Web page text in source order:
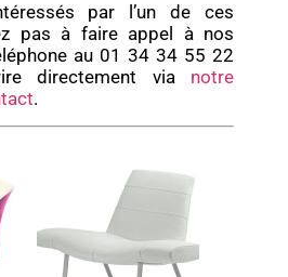
par l’un de ces
pas à faire appel à nos
au 01 34 34 55 22
directement via notre
.